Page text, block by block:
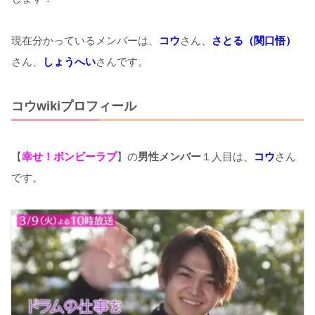
現在分かっているメンバーは、 コウさん、
さとる（関口悟）
さん、
しょうへいさんです。
コウwikiプロフィール
【幸せ！ボンビーラブ】の男性メンバー １人目は、 コウさん
です。